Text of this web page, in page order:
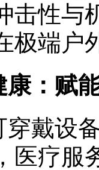
击性与
极端户
康：赋
穿戴设
医疗服